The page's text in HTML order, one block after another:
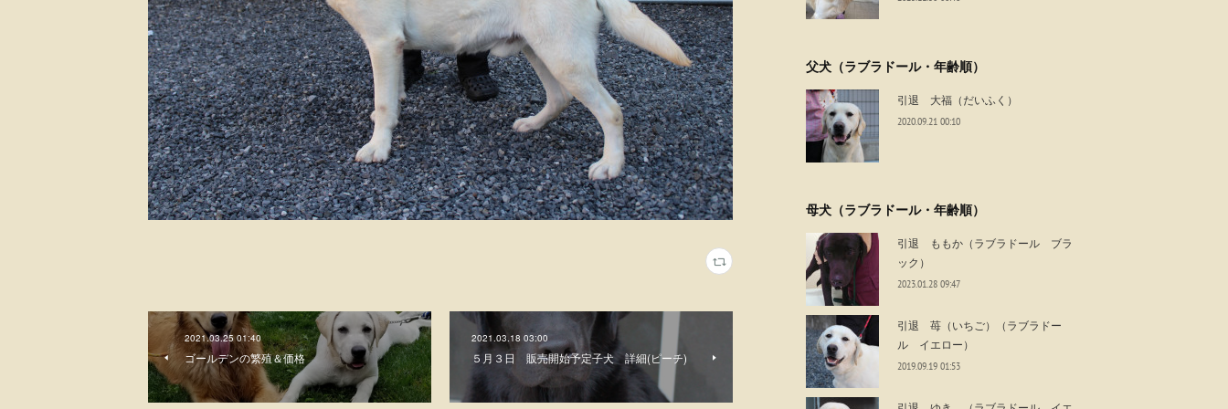
2021.03.25 01:40
ゴールデンの繁殖＆価格
2021.03.18 03:00
５月３日 販売開始予定子犬 詳細(ピーチ)
父犬（ラブラドール・年齢順）
引退 大福（だいふく）
2020.09.21 00:10
母犬（ラブラドール・年齢順）
引退 ももか（ラブラドール ブラ
ック）
2023.01.28 09:47
引退 苺（いちご）（ラブラドー
ル イエロー）
2019.09.19 01:53